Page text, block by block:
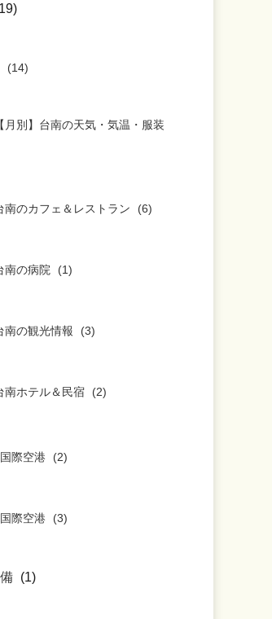
(14)
【月別】台南の天気・気温・服装
南のカフェ＆レストラン (6)
南の病院 (1)
南の観光情報 (3)
南ホテル＆民宿 (2)
際空港 (2)
際空港 (3)
(1)